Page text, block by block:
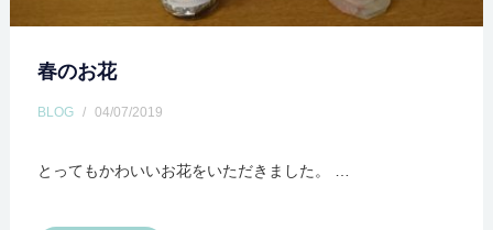
春のお花
BLOG / 04/07/2019
とってもかわいいお花をいただきました。 …